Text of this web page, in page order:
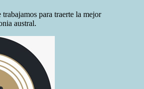
para traerte la mejor
austral.